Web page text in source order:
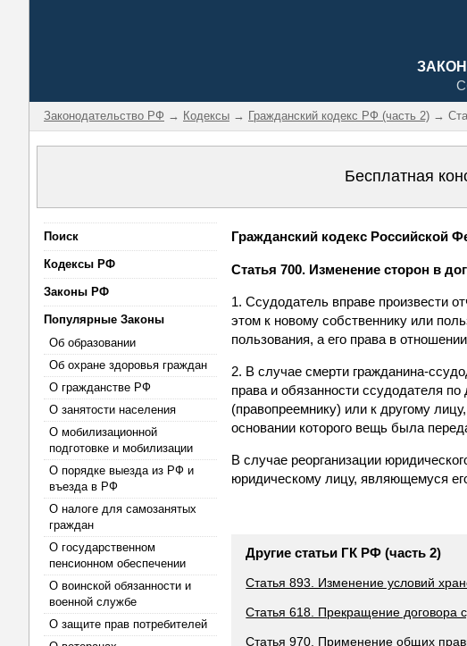
Законодательство РФ → Кодексы → Гражданский кодекс РФ (часть 2) →
Бесплатная
Поиск
Кодексы РФ
Законы РФ
Популярные Законы
Об образовании
Об охране здоровья граждан
О гражданстве РФ
О занятости населения
О мобилизационной
подготовке и мобилизации
О порядке выезда из РФ и
въезда в РФ
О налоге для самозанятых
граждан
О государственном
пенсионном обеспечении
О воинской обязанности и
военной службе
О защите прав потребителей
Гражданский кодекс Российской
Статья 700. Изменение сторон в
1. Ссудодатель вправе произвести
этом к новому собственнику или
пользования, а его права в
2. В случае смерти гражданина-
права и обязанности ссудодателя
(правопреемнику) или к другому
основании которого вещь была
В случае реорганизации
юридическому лицу, являющемуся
Другие статьи ГК РФ (часть 2)
Статья 893. Изменение условий
Статья 618. Прекращение договора
Статья 970. Применение общих